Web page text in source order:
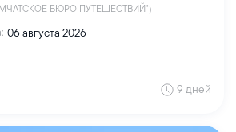
БЮРО ПУТЕШЕСТВИЙ")
06 августа 2026
9 дней